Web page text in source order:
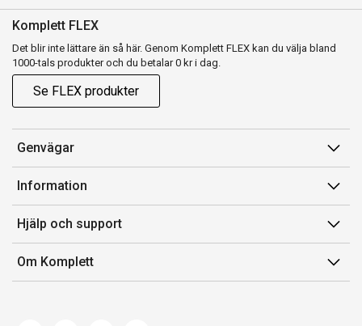
Komplett FLEX
Det blir inte lättare än så här. Genom Komplett FLEX kan du välja bland
1000-tals produkter och du betalar 0 kr i dag.
Se FLEX produkter
Genvägar
Konto
Orderhistorik
Presentkort
Komplett Club
Information
Försäljningsvillkor
Medlemsvillkor for Komplett Club
Lediga tjänster
Hjälp och support
Kontakta oss
Kundservice
Om Komplett